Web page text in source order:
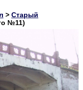
> Старый
№11)